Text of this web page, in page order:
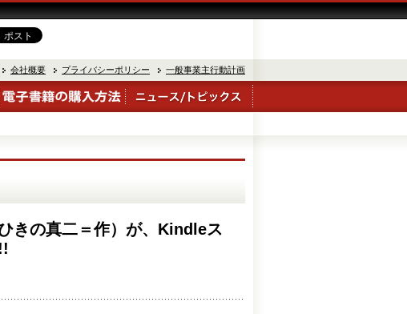
会社概要 プライバシーポリシー 一般事業主行動計画
きの真二＝作）が、Kindleス